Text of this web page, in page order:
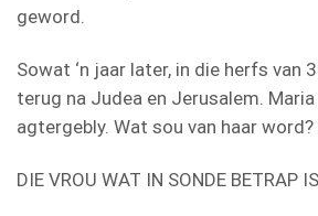
geword.
Sowat ‘n jaar later, in die herfs van
terug na Judea en Jerusalem.
agtergebly. Wat sou van haar word?
DIE VROU WAT IN SONDE BETRAP IS